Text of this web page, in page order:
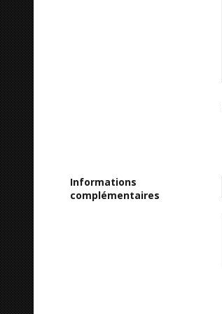
Informations
complémentaires